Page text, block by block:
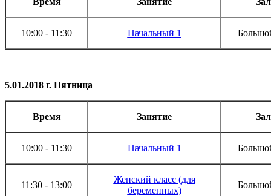
10:00 - 11:30 Начальный 1
5.01.2018 г. Пятница
Время Занятие Зал
10:00 - 11:30 Начальный 1
11:30 - 13:00
Женский класс (для
беременных)